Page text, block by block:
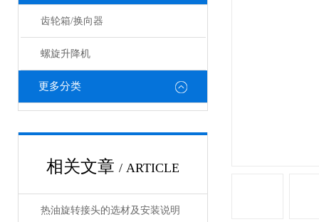
齿轮箱/换向器
螺旋升降机
更多分类
相关文章 / ARTICLE
热油旋转接头的选材及安装说明